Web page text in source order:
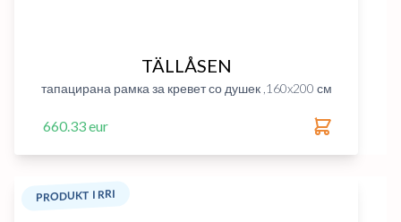
TÄLLÅSEN
тапацирана рамка за кревет со душек ,160x200 см
660.33 eur
PRODUKT I RRI